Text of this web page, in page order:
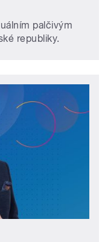
palčivým
republiky.